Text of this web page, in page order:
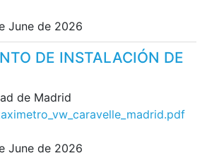
June de 2026
DE INSTALACIÓN DE
de Madrid
June de 2026